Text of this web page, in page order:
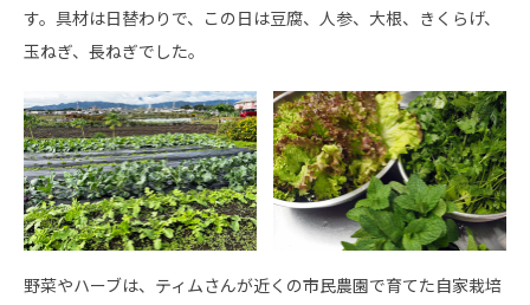
す。具材は日替わりで、この日は豆腐、人参、大根、きくらげ、
玉ねぎ、長ねぎでした。
野菜やハーブは、ティムさんが近くの市民農園で育てた自家栽培